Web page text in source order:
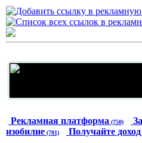
Рекламная платформа (750)
изобилие (781) Получайте